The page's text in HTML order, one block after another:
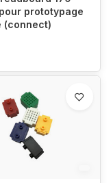
prototypage
(connect)